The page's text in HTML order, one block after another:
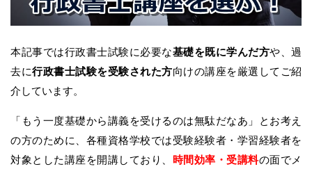
本記事では行政書士試験に必要な基礎を既に学んだ方や、過
去に行政書士試験を受験された方向けの講座を厳選してご紹
介しています。
「もう一度基礎から講義を受けるのは無駄だなあ」とお考え
の方のために、各種資格学校では受験経験者・学習経験者を
対象とした講座を開講しており、 時間効率・受講料の面でメ